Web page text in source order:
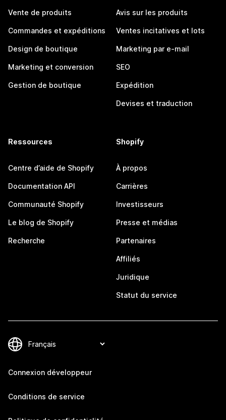
Vente de produits
Commandes et expéditions
Design de boutique
Marketing et conversion
Gestion de boutique
Avis sur les produits
Ventes incitatives et lots
Marketing par e-mail
SEO
Expédition
Devises et traduction
Ressources
Centre d’aide de Shopify
Documentation API
Communauté Shopify
Le blog de Shopify
Recherche
Shopify
À propos
Carrières
Investisseurs
Presse et médias
Partenaires
Affiliés
Juridique
Statut du service
Connexion développeur
Conditions de service